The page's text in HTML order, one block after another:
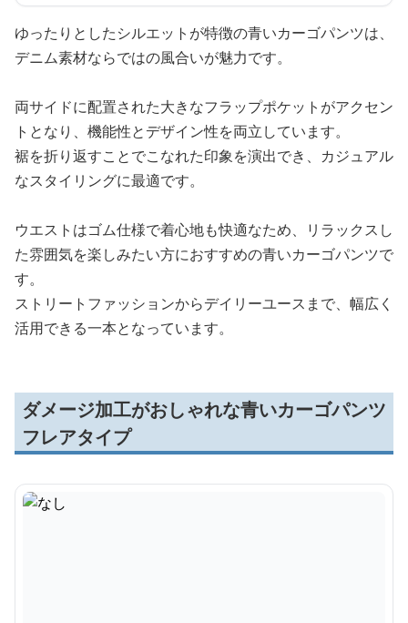
ゆったりとしたシルエットが特徴の青いカーゴパンツは、
デニム素材ならではの風合いが魅力です。
両サイドに配置された大きなフラップポケットがアクセン
トとなり、機能性とデザイン性を両立しています。
裾を折り返すことでこなれた印象を演出でき、カジュアル
なスタイリングに最適です。
ウエストはゴム仕様で着心地も快適なため、リラックスし
た雰囲気を楽しみたい方におすすめの青いカーゴパンツで
す。
ストリートファッションからデイリーユースまで、幅広く
活用できる一本となっています。
ダメージ加工がおしゃれな青いカーゴパンツ
フレアタイプ